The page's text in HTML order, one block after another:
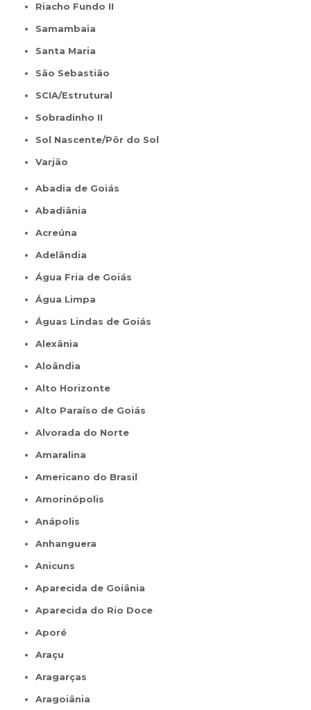
Riacho Fundo II
Samambaia
Santa Maria
São Sebastião
SCIA/Estrutural
Sobradinho II
Sol Nascente/Pôr do Sol
Varjão
Abadia de Goiás
Abadiânia
Acreúna
Adelândia
Água Fria de Goiás
Água Limpa
Águas Lindas de Goiás
Alexânia
Aloândia
Alto Horizonte
Alto Paraíso de Goiás
Alvorada do Norte
Amaralina
Americano do Brasil
Amorinópolis
Anápolis
Anhanguera
Anicuns
Aparecida de Goiânia
Aparecida do Rio Doce
Aporé
Araçu
Aragarças
Aragoiânia